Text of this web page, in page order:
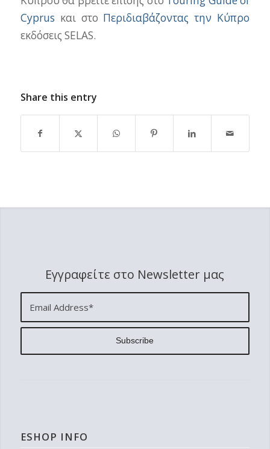
Cyprus και στο Περιδιαβάζοντας την Κύπρο
εκδόσεις SELAS.
Share this entry
Εγγραφείτε στο Newsletter μας
ESHOP INFO